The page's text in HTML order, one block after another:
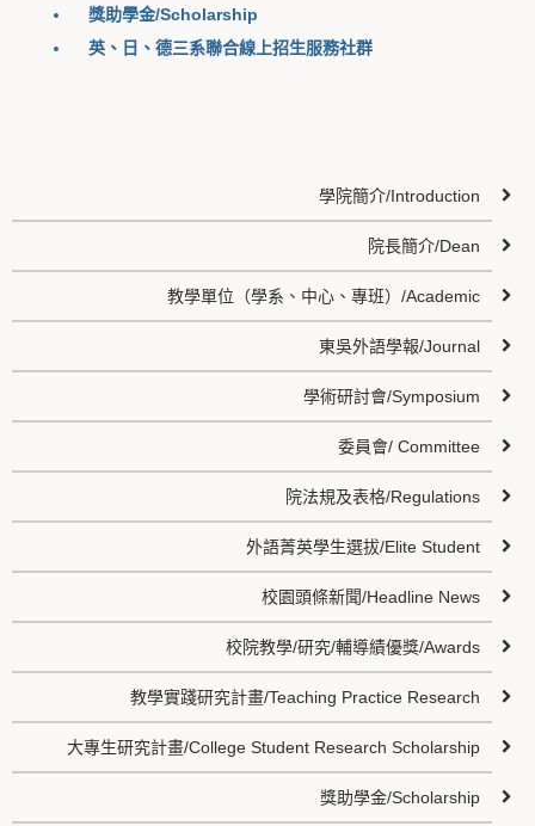
獎助學金/Scholarship
英、日、德三系聯合線上招生服務社群
學院簡介/Introduction
院長簡介/Dean
教學單位（學系、中心、專班）/Academic
東吳外語學報/Journal
學術研討會/Symposium
委員會/ Committee
院法規及表格/Regulations
外語菁英學生選拔/Elite Student
校園頭條新聞/Headline News
校院教學/研究/輔導績優獎/Awards
教學實踐研究計畫/Teaching Practice Research
大專生研究計畫/College Student Research Scholarship
獎助學金/Scholarship